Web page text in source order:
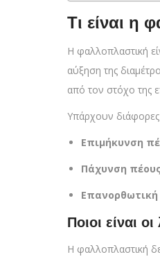
Τι είναι η
Η φαλλοπλαστική
αύξηση της
από τον στόχο της
Υπάρχουν διάφορες
Επιμήκυνση
Πάχυνση
Ποιοι είναι
Η φαλλοπλαστική